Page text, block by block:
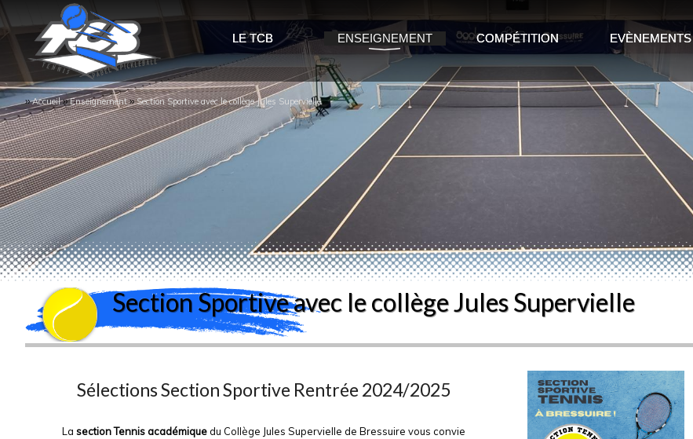
LE TCB ENSEIGNEMENT COMPÉTITION EVÈNEMENTS
››Accueil››Enseignement››Section Sportive avec le collège Jules Supervielle
Section Sportive avec le collège Jules Supervielle
Sélections Section Sportive Rentrée 2024/2025
La section Tennis académique du Collège Jules Supervielle de Bressuire vous convie